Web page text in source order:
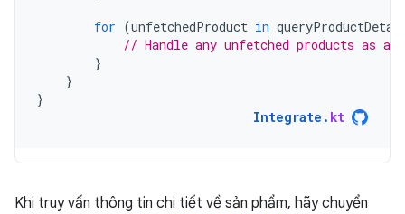
for (unfetchedProduct in
// Handle any unfetched products as
}
}
}
Integrate . kt
Khi truy vấn thông tin chi tiết về sản phẩm, hãy chuyển